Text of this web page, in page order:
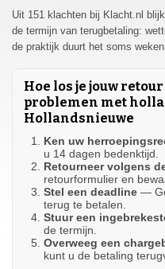
Uit 151 klachten bij Klacht.nl
de termijn van terugbetaling:
de praktijk duurt het soms weken.
Hoe los je jouw
problemen met
Hollandsnieuwe
Ken uw
u 14 dagen bedenktijd.
Retourneer volgens
retourformulier en
Stel een deadline —
terug te betalen.
Stuur een
de termijn.
Overweeg een
kunt u de betaling